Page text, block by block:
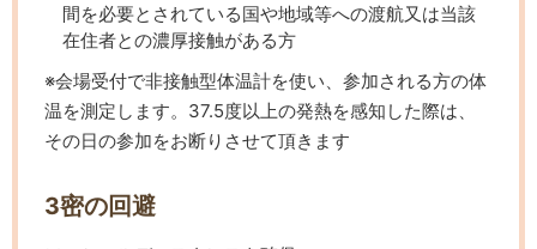
間を必要とされている国や地域等への渡航又は当該
在住者との濃厚接触がある方
※会場受付で非接触型体温計を使い、参加される方の体
温を測定します。37.5度以上の発熱を感知した際は、
その日の参加をお断りさせて頂きます
3密の回避